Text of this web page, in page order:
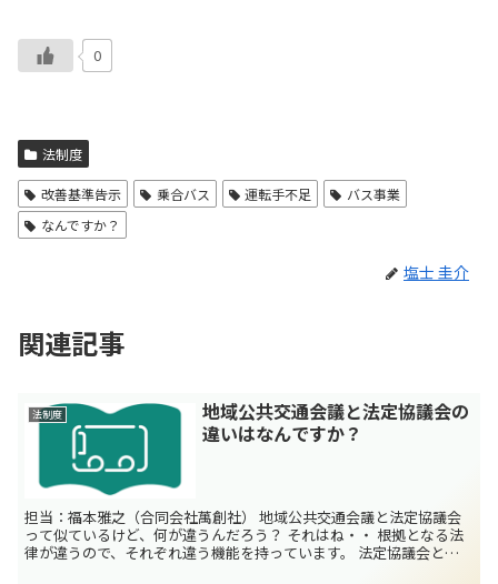
0
法制度
改善基準告示 乗合バス 運転手不足
バス事業
なんですか？
塩士 圭介
関連記事
法制度
地域公共交通会議と法定協議会の
違いはなんですか？
担当：福本雅之（合同会社萬創社） 地域公共交通会議と法定協議会
って似ているけど、何が違うんだろう？ それはね・・ 根拠となる法
律が違うので、それぞれ違う機能を持っています。 法定協議会と地